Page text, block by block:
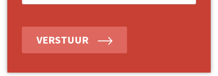
VERSTUUR